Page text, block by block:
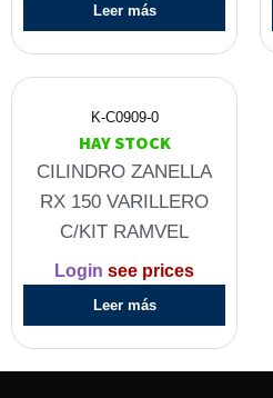
Leer más
K-C0909-0
HAY STOCK
CILINDRO ZANELLA
RX 150 VARILLERO
C/KIT RAMVEL
Login see prices
Leer más